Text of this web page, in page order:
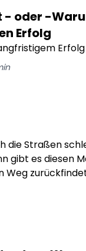
-
Erfolg
Erfolg
Straßen
gibt es diesen